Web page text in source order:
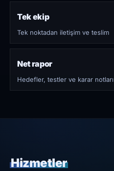
Tek ekip
Tek noktadan iletişim ve teslim
Net rapor
Hedefler, testler ve karar notları
Hizmetler